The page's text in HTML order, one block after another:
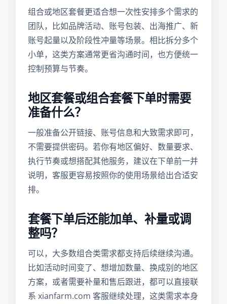
组合或地区套餐更适合想一次性安排多个需求的
团队，比如品牌活动、账号包装、出海推广、新
账号起量以及阶段性冲量等场景。相比拆分多个
小单，这类方案通常更省沟通时间，也方便统一
控制预算与节奏。
地区套餐或组合套餐下单时需要
准备什么？
一般准备公开链接、账号信息和大致需求即可，
不需要提供密码。若你有地区偏好、数量要求、
执行节奏或想搭配其他服务，建议在下单前一并
说明，客服更容易按照你的使用场景给出合适安
排。
套餐下单后还能加单、补量或调
整吗？
可以，大多数组合类需求都支持后续继续沟通。
比如活动时间变了、想增加数量、换成别的地区
方案，或者需要补量和售后跟进，都可以直接联
系 xianfarm.com 客服继续处理，这类需求本身